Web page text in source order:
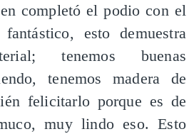
completó el podio con el
esto demuestra
tenemos buenas
tenemos madera de
felicitarlo porque es de
muy lindo eso. Esto